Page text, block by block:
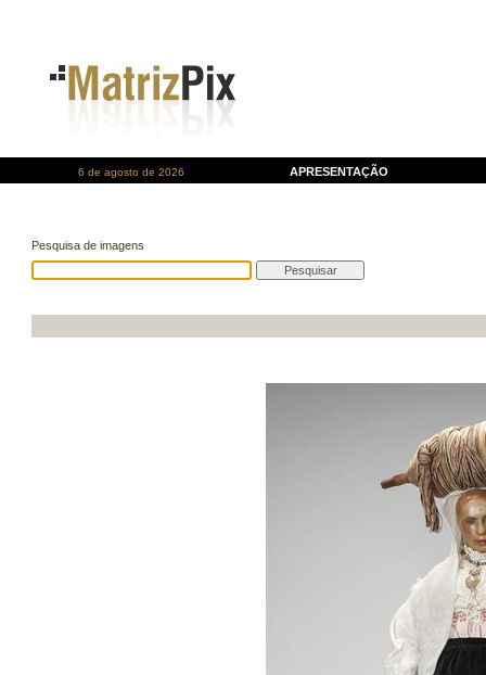
6 de agosto de 2026 APRESENTAÇÃO
Pesquisa de imagens